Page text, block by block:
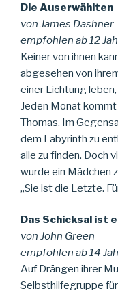
Die Auserwählten
von James Dashner
empfohlen ab 12
Keiner von ihnen
abgesehen von
einer Lichtung
Jeden Monat kommt
Thomas. Im
dem Labyrinth zu
alle zu finden. Doch
wurde ein Mädchen
„Sie ist die Letzte.
Das Schicksal ist
von John Green
empfohlen ab 14
Auf Drängen ihrer
Selbsthilfegruppe